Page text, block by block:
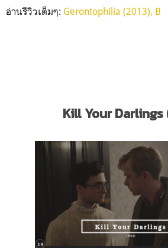
อ่านรีวิวเต็มๆ: Gerontophilia (2013), B
Kill Your Darlings